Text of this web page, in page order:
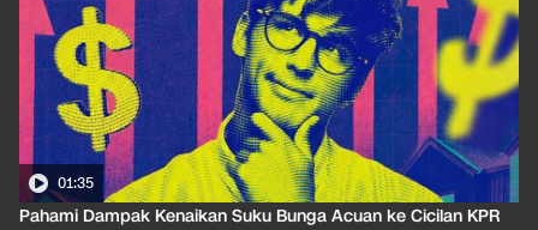
01:35
Pahami Dampak Kenaikan Suku Bunga Acuan ke Cicilan KPR